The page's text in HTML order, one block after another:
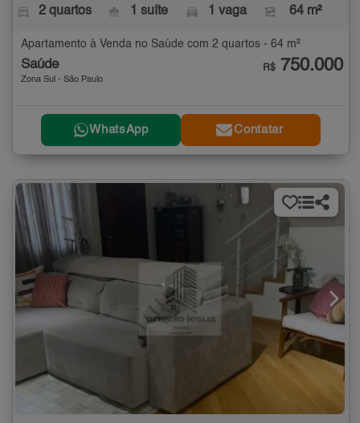
2 quartos 1 suíte 1 vaga 64 m²
Apartamento à Venda no Saúde com 2 quartos - 64 m²
Saúde
Zona Sul - São Paulo
R$ 750.000
WhatsApp Contatar